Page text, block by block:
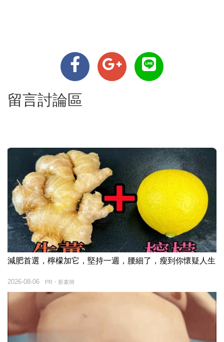
留言討論區
減肥首選，檸檬加它，堅持一週，腰細了，瘦到你懷疑人生
PR・新素簡
2026-08-06